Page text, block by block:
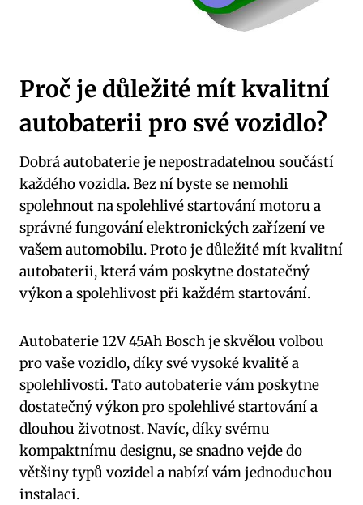
Proč je důležité mít kvalitní
autobaterii pro své vozidlo?
Dobrá autobaterie je nepostradatelnou součástí
každého vozidla. Bez ní byste se nemohli
spolehnout na spolehlivé startování motoru a
správné fungování elektronických zařízení ve
vašem automobilu. Proto je důležité mít kvalitní
autobaterii, která vám poskytne dostatečný
výkon a spolehlivost při každém startování.
Autobaterie 12V 45Ah Bosch je skvělou volbou
pro vaše vozidlo, díky své vysoké kvalitě a
spolehlivosti. Tato autobaterie vám poskytne
dostatečný výkon pro spolehlivé startování a
dlouhou životnost. Navíc, díky svému
kompaktnímu designu, se snadno vejde do
většiny typů vozidel a nabízí vám jednoduchou
instalaci.